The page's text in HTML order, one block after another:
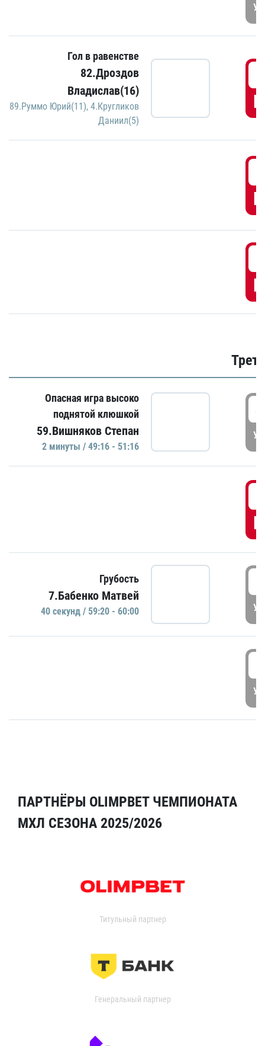
Гол в равенстве
82.Дроздов
Владислав(16)
89.Руммо Юрий(11), 4.Кругликов
Даниил(5)
Опасная игра высоко
поднятой клюшкой
59.Вишняков Степан
2 минуты / 49:16 - 51:16
Грубость
7.Бабенко Матвей
40 секунд / 59:20 - 60:00
ПАРТНЁРЫ OLIMPBET ЧЕМПИОНАТА
МХЛ СЕЗОНА 2025/2026
Титульный партнер
Генеральный партнер